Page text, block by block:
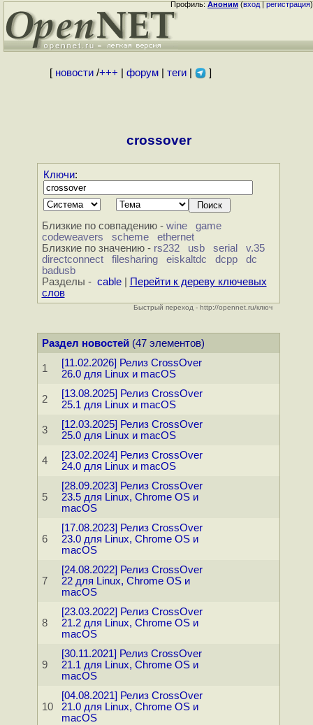
Профиль:Аноним(вход|регистрация)
[ новости/+++ форум| теги| ]
crossover
Ключи:
Близкие по совпадению - wine
game
codeweavers
scheme
ethernet
Близкие по значению - rs232 usb serial
v.35
directconnect
filesharing eiskaltdc dcpp
dc
badusb
Разделы - cable|
Перейти к дереву ключевых
слов
Быстрый переход - http://opennet.ru/ключ
Раздел новостей(47 элементов)
1
[11.02.2026] Релиз CrossOver
26.0 для Linux и macOS
2
[13.08.2025] Релиз CrossOver
25.1 для Linux и macOS
3
[12.03.2025] Релиз CrossOver
25.0 для Linux и macOS
4
[23.02.2024] Релиз CrossOver
24.0 для Linux и macOS
5
[28.09.2023] Релиз CrossOver
23.5 для Linux, Chrome OS и
macOS
6
[17.08.2023] Релиз CrossOver
23.0 для Linux, Chrome OS и
macOS
7
[24.08.2022] Релиз CrossOver
22 для Linux, Chrome OS и
macOS
8
[23.03.2022] Релиз CrossOver
21.2 для Linux, Chrome OS и
macOS
9
[30.11.2021] Релиз CrossOver
21.1 для Linux, Chrome OS и
macOS
10
[04.08.2021] Релиз CrossOver
21.0 для Linux, Chrome OS и
macOS